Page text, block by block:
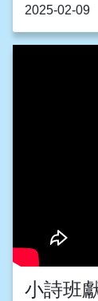
2025-02-09
小詩班